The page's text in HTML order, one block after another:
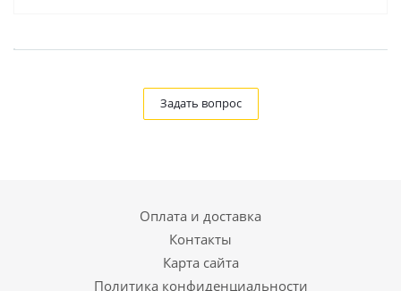
Задать вопрос
Оплата и доставка
Контакты
Карта сайта
Политика конфиденциальности